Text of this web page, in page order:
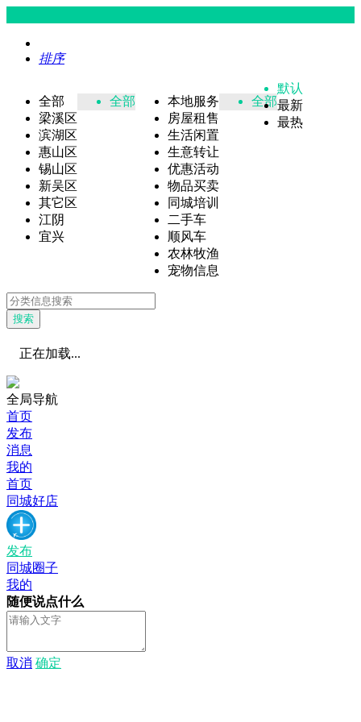
排序
全部
梁溪区
滨湖区
惠山区
锡山区
新吴区
其它区
江阴
宜兴
全部
本地服务
房屋租售
生活闲置
生意转让
优惠活动
物品买卖
同城培训
二手车
顺风车
农林牧渔
宠物信息
全部
默认
最新
最热
搜索
正在加载...
全局导航
首页
发布
消息
我的
首页
同城好店
发布
同城圈子
我的
随便说点什么
取消 确定